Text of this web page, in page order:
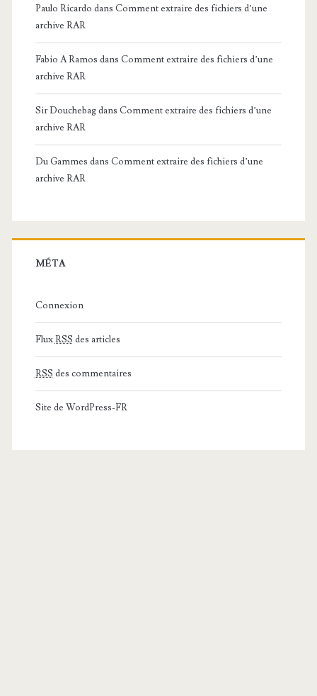
Paulo Ricardo dans Comment extraire des fichiers d’une
archive RAR
Fabio A Ramos dans Comment extraire des fichiers d’une
archive RAR
Sir Douchebagdans Comment extraire des fichiers d’une
archive RAR
Du Gammes dans Comment extraire des fichiers d’une
archive RAR
MÉTA
Connexion
FluxRSS des articles
RSS des commentaires
Site de WordPress-FR